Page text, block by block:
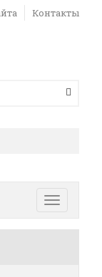
Контакты
Toggle
navigation